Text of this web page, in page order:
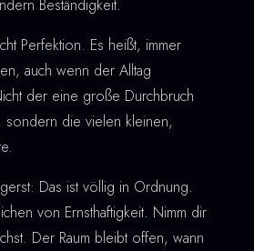
Beständigkeit.
Perfektion. Es heißt, immer
auch wenn der Alltag
der eine große Durchbruch
sondern die vielen kleinen,
Das ist völlig in Ordnung.
von Ernsthaftigkeit. Nimm dir
Der Raum bleibt offen, wann